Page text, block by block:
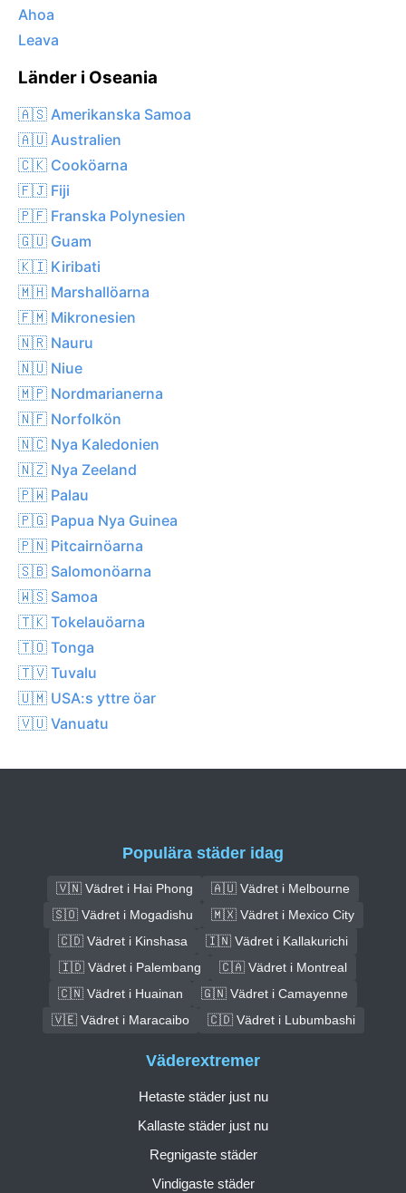
Ahoa
Leava
Länder i Oseania
🇦🇸 Amerikanska Samoa
🇦🇺 Australien
🇨🇰 Cooköarna
🇫🇯 Fiji
🇵🇫 Franska Polynesien
🇬🇺 Guam
🇰🇮 Kiribati
🇲🇭 Marshallöarna
🇫🇲 Mikronesien
🇳🇷 Nauru
🇳🇺 Niue
🇲🇵 Nordmarianerna
🇳🇫 Norfolkön
🇳🇨 Nya Kaledonien
🇳🇿 Nya Zeeland
🇵🇼 Palau
🇵🇬 Papua Nya Guinea
🇵🇳 Pitcairnöarna
🇸🇧 Salomonöarna
🇼🇸 Samoa
🇹🇰 Tokelauöarna
🇹🇴 Tonga
🇹🇻 Tuvalu
🇺🇲 USA:s yttre öar
🇻🇺 Vanuatu
Populära städer idag
🇻🇳 Vädret i Hai Phong
🇦🇺 Vädret i Melbourne
🇸🇴 Vädret i Mogadishu
🇲🇽 Vädret i Mexico City
🇨🇩 Vädret i Kinshasa
🇮🇳 Vädret i Kallakurichi
🇮🇩 Vädret i Palembang
🇨🇦 Vädret i Montreal
🇨🇳 Vädret i Huainan
🇬🇳 Vädret i Camayenne
🇻🇪 Vädret i Maracaibo
🇨🇩 Vädret i Lubumbashi
Väderextremer
Hetaste städer just nu
Kallaste städer just nu
Regnigaste städer
Vindigaste städer